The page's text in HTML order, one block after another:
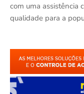
com uma assistência
qualidade para a